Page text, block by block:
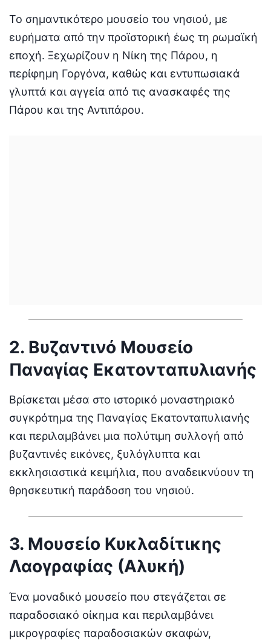
Το σημαντικότερο μουσείο του νησιού, με
ευρήματα από την προϊστορική έως τη ρωμαϊκή
εποχή. Ξεχωρίζουν η Νίκη της Πάρου, η
περίφημη Γοργόνα, καθώς και εντυπωσιακά
γλυπτά και αγγεία από τις ανασκαφές της
Πάρου και της Αντιπάρου.
2. Βυζαντινό Μουσείο
Παναγίας Εκατονταπυλιανής
Βρίσκεται μέσα στο ιστορικό μοναστηριακό
συγκρότημα της Παναγίας Εκατονταπυλιανής
και περιλαμβάνει μια πολύτιμη συλλογή από
βυζαντινές εικόνες, ξυλόγλυπτα και
εκκλησιαστικά κειμήλια, που αναδεικνύουν τη
θρησκευτική παράδοση του νησιού.
3. Μουσείο Κυκλαδίτικης
Λαογραφίας (Αλυκή)
Ένα μοναδικό μουσείο που στεγάζεται σε
παραδοσιακό οίκημα και περιλαμβάνει
μικρογραφίες παραδοσιακών σκαφών,